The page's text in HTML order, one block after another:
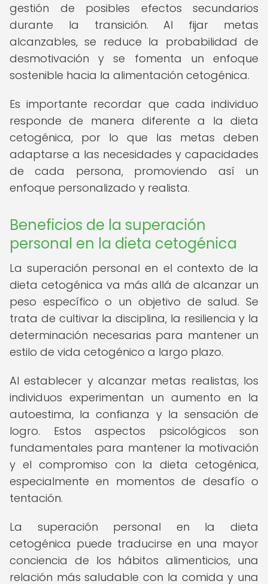
gestión de posibles efectos secundarios
durante la transición. Al fijar metas
alcanzables, se reduce la probabilidad de
desmotivación y se fomenta un enfoque
sostenible hacia la alimentación cetogénica.
Es importante recordar que cada individuo
responde de manera diferente a la dieta
cetogénica, por lo que las metas deben
adaptarse a las necesidades y capacidades
de cada persona, promoviendo así un
enfoque personalizado y realista.
Beneficios de la superación
personal en la dieta cetogénica
La superación personal en el contexto de la
dieta cetogénica va más allá de alcanzar un
peso específico o un objetivo de salud. Se
trata de cultivar la disciplina, la resiliencia y la
determinación necesarias para mantener un
estilo de vida cetogénico a largo plazo.
Al establecer y alcanzar metas realistas, los
individuos experimentan un aumento en la
autoestima, la confianza y la sensación de
logro. Estos aspectos psicológicos son
fundamentales para mantener la motivación
y el compromiso con la dieta cetogénica,
especialmente en momentos de desafío o
tentación.
La superación personal en la dieta
cetogénica puede traducirse en una mayor
conciencia de los hábitos alimenticios, una
relación más saludable con la comida y una